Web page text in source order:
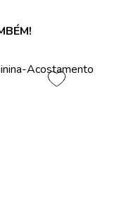
do uso do